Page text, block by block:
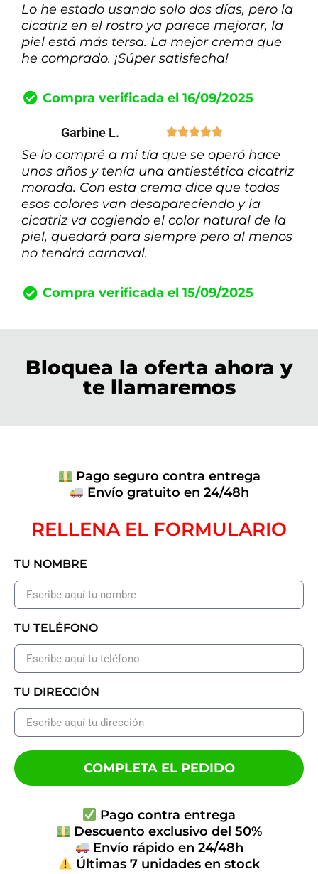
Lo he estado usando solo dos días, pero la
cicatriz en el rostro ya parece mejorar, la
piel está más tersa. La mejor crema que
he comprado. ¡Súper satisfecha!
Compra verificada el 16/09/2025
Garbine L. 
Se lo compré a mi tía que se operó hace
unos años y tenía una antiestética cicatriz
morada. Con esta crema dice que todos
esos colores van desapareciendo y la
cicatriz va cogiendo el color natural de la
piel, quedará para siempre pero al menos
no tendrá carnaval.
Compra verificada el 15/09/2025
Bloquea la oferta ahora y
te llamaremos
Pago seguro contra entrega
Envío gratuito en 24/48h
RELLENA EL FORMULARIO
TU NOMBRE
TU TELÉFONO
TU DIRECCIÓN
COMPLETA EL PEDIDO
Pago contra entrega
Descuento exclusivo del 50%
Envío rápido en 24/48h
Últimas 7 unidades en stock